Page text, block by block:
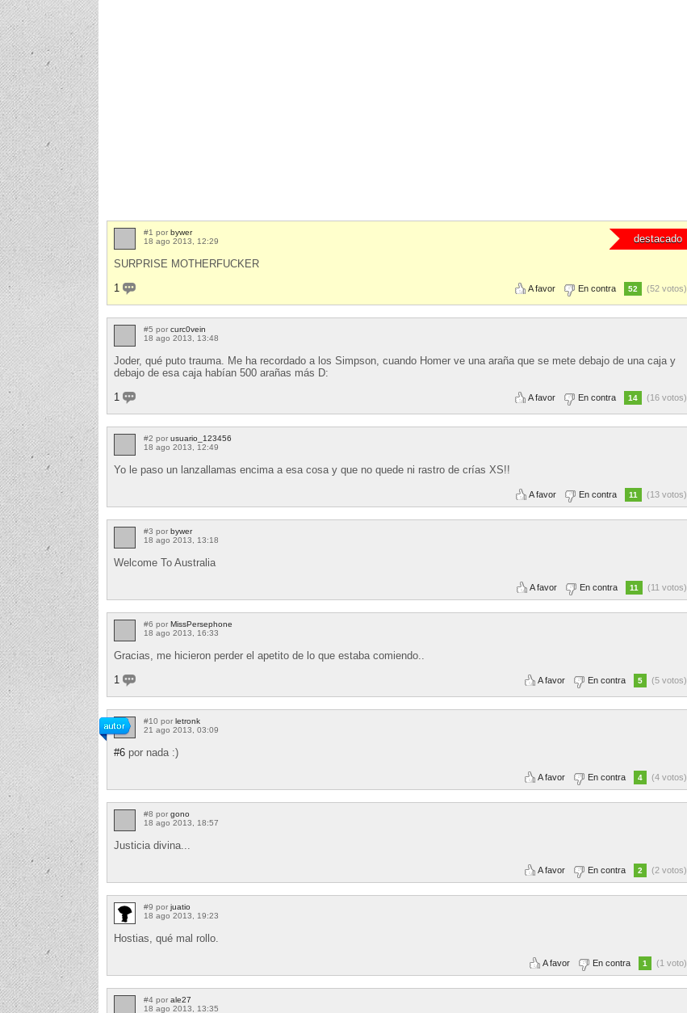
destacado
#1 por bywer
18 ago 2013, 12:29
SURPRISE MOTHERFUCKER
1
A favor En contra 52 (52 votos)
#5 por curc0vein
18 ago 2013, 13:48
Joder, qué puto trauma. Me ha recordado a los Simpson, cuando Homer ve una araña que se mete debajo de una caja y
debajo de esa caja habían 500 arañas más D:
1
A favor En contra 14 (16 votos)
#2 por usuario_123456
18 ago 2013, 12:49
Yo le paso un lanzallamas encima a esa cosa y que no quede ni rastro de crías XS!!
A favor En contra 11 (13 votos)
#3 por bywer
18 ago 2013, 13:18
Welcome To Australia
A favor En contra 11 (11 votos)
#6 por MissPersephone
18 ago 2013, 16:33
Gracias, me hicieron perder el apetito de lo que estaba comiendo..
1
A favor En contra 5 (5 votos)
#10 por letronk
21 ago 2013, 03:09
#6 por nada :)
A favor En contra 4 (4 votos)
#8 por gono
18 ago 2013, 18:57
Justicia divina...
A favor En contra 2 (2 votos)
#9 por juatio
18 ago 2013, 19:23
Hostias, qué mal rollo.
A favor En contra 1 (1 voto)
#4 por ale27
18 ago 2013, 13:35